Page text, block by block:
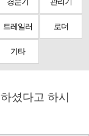
트레일러 로더
기타
하셨다고 하시